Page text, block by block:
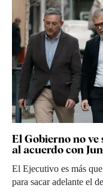
El Gobierno no ve
al acuerdo con
El Ejecutivo es más
para sacar adelante el